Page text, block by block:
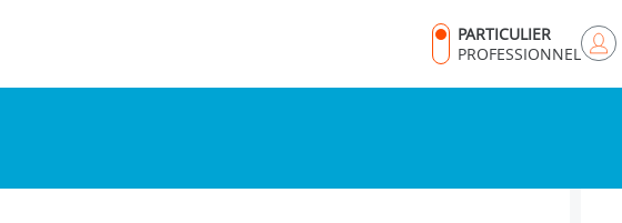
PARTICULIER
PROFESSIONNEL